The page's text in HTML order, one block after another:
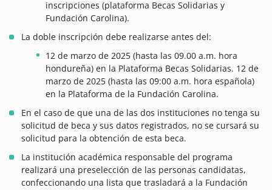
inscripciones (plataforma Becas Solidarias y
Fundación Carolina).
La doble inscripción debe realizarse antes del:
12 de marzo de 2025 (hasta las 09.00 a.m. hora
hondureña) en la Plataforma Becas Solidarias. 12 de
marzo de 2025 (hasta las 09:00 a.m. hora española)
en la Plataforma de la Fundación Carolina.
En el caso de que una de las dos instituciones no tenga su
solicitud de beca y sus datos registrados, no se cursará su
solicitud para la obtención de esta beca.
La institución académica responsable del programa
realizará una preselección de las personas candidatas,
confeccionando una lista que trasladará a la Fundación